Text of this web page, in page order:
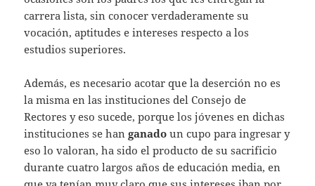
carrera lista, sin conocer verdaderamente su
vocación, aptitudes e intereses respecto a los
estudios superiores.
Además, es necesario acotar que la deserción no es
la misma en las instituciones del Consejo de
Rectores y eso sucede, porque los jóvenes en dichas
instituciones se hanganado un cupo para ingresar y
eso lo valoran, ha sido el producto de su sacrificio
durante cuatro largos años de educación media, en